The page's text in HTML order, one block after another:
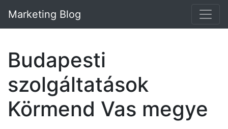
Marketing Blog
Budapesti
szolgáltatások
Körmend Vas megye